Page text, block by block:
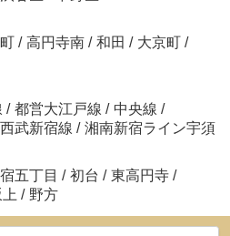
/ 高円寺南 / 和田 / 大京町 /
/ 都営大江戸線 / 中央線 /
西武新宿線 / 湘南新宿ライン宇須
五丁目 / 初台 / 東高円寺 /
/ 野方